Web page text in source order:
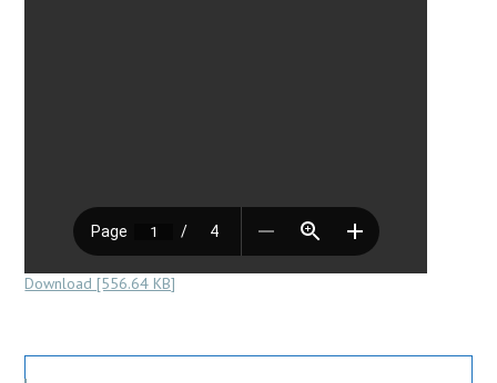
Download [556.64 KB]